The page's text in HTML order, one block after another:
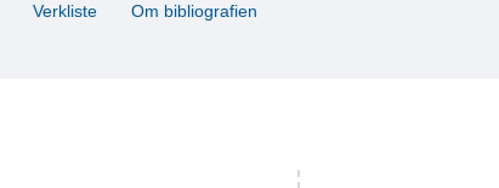
Verkliste Om bibliografien